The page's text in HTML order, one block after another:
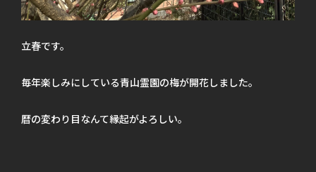
立春です。
毎年楽しみにしている青山霊園の梅が開花しました。
暦の変わり目なんて縁起がよろしい。